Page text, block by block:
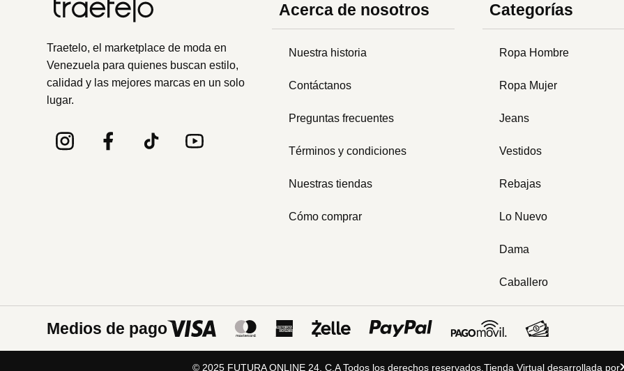
Traetelo, el marketplace de moda en
Venezuela para quienes buscan estilo,
calidad y las mejores marcas en un solo
lugar.
Acerca de nosotros
Nuestra historia
Contáctanos
Preguntas frecuentes
Términos y condiciones
Nuestras tiendas
Cómo comprar
Categorías
Ropa Hombre
Ropa Mujer
Jeans
Vestidos
Rebajas
Lo Nuevo
Dama
Caballero
Medios de pago
© 2025 FUTURA ONLINE 24, C.A Todos los derechos reservados. Tienda Virtual desarrollada por